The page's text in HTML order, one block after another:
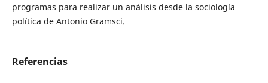
programas para realizar un análisis desde la sociología
política de Antonio Gramsci.
Referencias